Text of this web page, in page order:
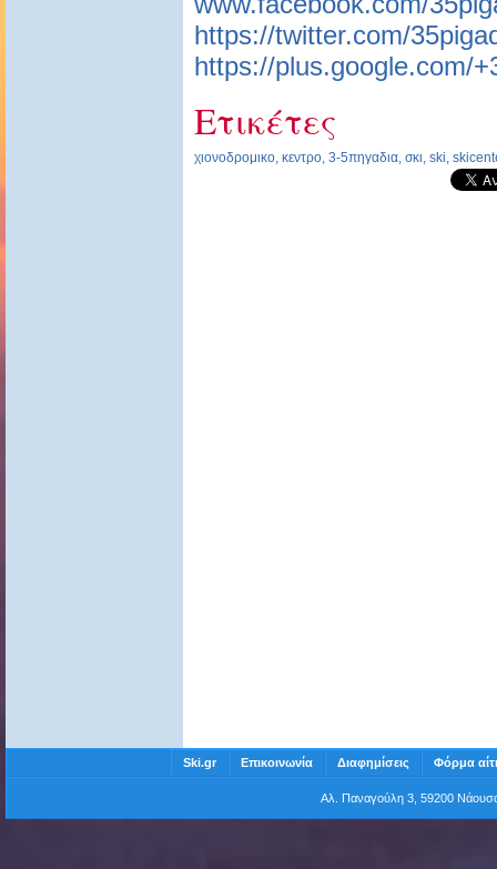
https://twitter.com/
https://plus.google.com/
Ετικέτες
χιονοδρομικο, κεντρο, 3-5πηγαδια, σκι, ski,
Ski.gr Επικοινωνία Διαφημίσεις Φόρμα
Αλ. Παναγούλη 3, 59200